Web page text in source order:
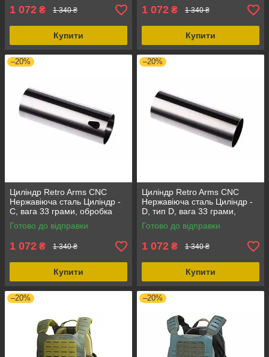
1 072 ₴ 1 340 ₴
Купити
1 072 ₴ 1 340 ₴
Купити
–20%
Циліндр Retro Arms CNC
Нержавіюча сталь Циліндр -
C, вага 33 грами, обробка
CNC, термохімічна обробка
Готово до відправки
1 072 ₴ 1 340 ₴
Купити
–20%
Циліндр Retro Arms CNC
Нержавіюча сталь Циліндр -
D, тип D, вага 33 грами,
внутрішня довжина 370-650
мм
Готово до відправки
1 072 ₴ 1 340 ₴
Купити
–20% –20%